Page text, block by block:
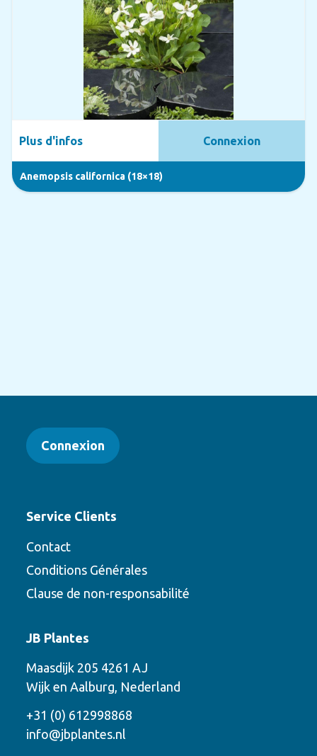
Anemopsis californica (18×18)
Plus d'infos Connexion
options suivantes
Connexion
Service Clients
Contact
Conditions Générales
Clause de non-responsabilité
JB Plantes
Maasdijk 205 4261 AJ
Wijk en Aalburg, Nederland
+31 (0) 612998868
info@jbplantes.nl